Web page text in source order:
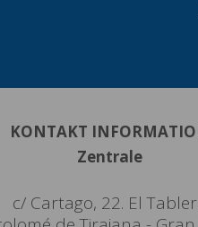
KONTAKT
Zentrale
c/ Cartago, 22. El